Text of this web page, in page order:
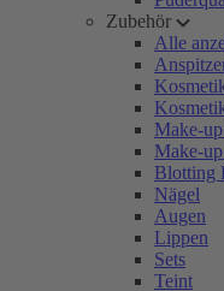
Zubehör
Alle
Make-
Make-
Blotting
Nägel
Augen
Lippen
Sets
Teint